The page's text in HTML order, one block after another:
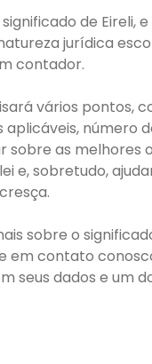
de Eireli,
jurídica
contador.
vários pontos,
número
sobre as melhores
e, sobretudo,
sobre o
em contato
seus dados e um